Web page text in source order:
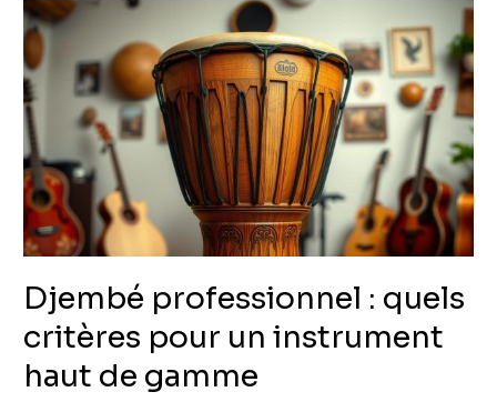
Djembé professionnel : quels
critères pour un instrument
haut de gamme
Djembé
professionnel
:
quels
critères
pour
un
instrument
haut
de
gamme